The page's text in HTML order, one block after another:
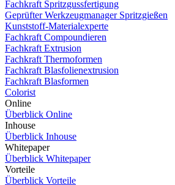
Fachkraft Spritzgussfertigung
Geprüfter Werkzeugmanager Spritzgießen
Kunststoff-Materialexperte
Fachkraft Compoundieren
Fachkraft Extrusion
Fachkraft Thermoformen
Fachkraft Blasfolienextrusion
Fachkraft Blasformen
Colorist
Online
Überblick Online
Inhouse
Überblick Inhouse
Whitepaper
Überblick Whitepaper
Vorteile
Überblick Vorteile